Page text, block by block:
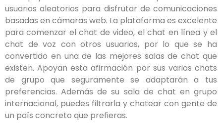
usuarios aleatorios para disfrutar de comunicaciones
basadas en cámaras web. La plataforma es excelente
para comenzar el chat de video, el chat en línea y el
chat de voz con otros usuarios, por lo que se ha
convertido en una de las mejores salas de chat que
existen. Apoyan esta afirmación por sus varios chats
de grupo que seguramente se adaptarán a tus
preferencias. Además de su sala de chat en grupo
internacional, puedes filtrarla y chatear con gente de
un país concreto que prefieras.